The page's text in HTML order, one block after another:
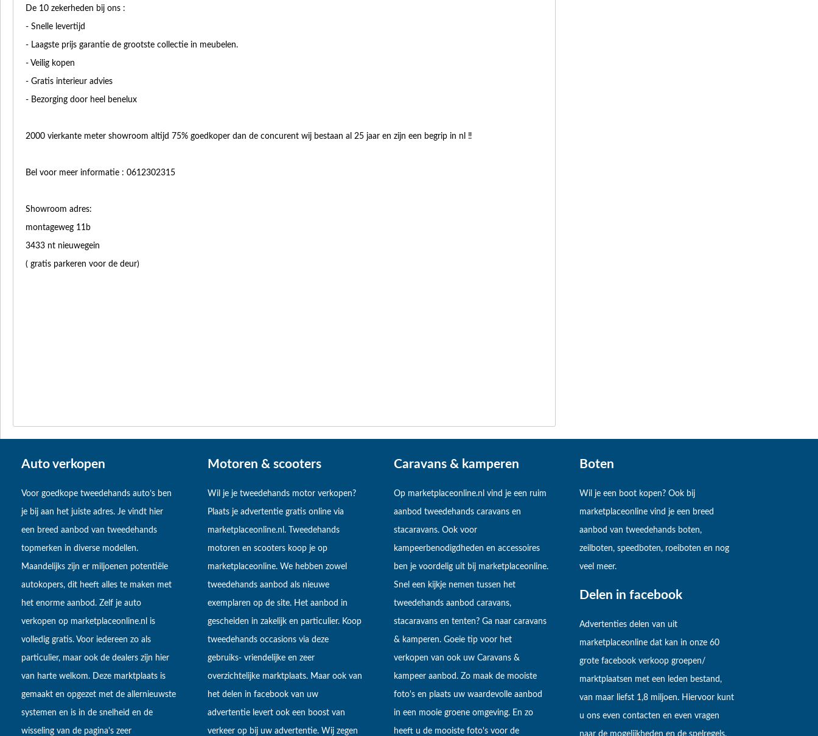
De 10 zekerheden bij ons :
- Snelle levertijd
- Laagste prijs garantie de grootste collectie in meubelen.
- Veilig kopen
- Gratis interieur advies
- Bezorging door heel benelux
2000 vierkante meter showroom altijd 75% goedkoper dan de concurent wij bestaan al 25 jaar en zijn een begrip in nl ‼️
Bel voor meer informatie : 0612302315
Showroom adres:
montageweg 11b
3433 nt nieuwegein
( gratis parkeren voor de deur)
Auto verkopen
Voor goedkope tweedehands auto’s ben
je bij aan het juiste adres. Je vindt hier
een breed aanbod van tweedehands
topmerken in diverse modellen.
Maandelijks zijn er miljoenen potentiële
autokopers, dit heeft alles te maken met
het enorme aanbod. Zelf je auto
verkopen op marketplaceonline.nl is
volledig gratis. Voor iedereen zo als
particulier, maar ook de dealers zijn hier
van harte welkom. Deze marktplaats is
gemaakt en opgezet met de allernieuwste
systemen en is in de snelheid en de
wisseling van de pagina's zeer
Motoren & scooters
Wil je je tweedehands motor verkopen?
Plaats je advertentie gratis online via
marketplaceonline.nl. Tweedehands
motoren en scooters koop je op
marketplaceonline. We hebben zowel
tweedehands aanbod als nieuwe
exemplaren op de site. Het aanbod in
gescheiden in zakelijk en particulier. Koop
tweedehands occasions via deze
gebruiks- vriendelijke en zeer
overzichtelijke marktplaats. Maar ook van
het delen in facebook van uw
advertentie levert ook een boost van
verkeer op bij uw advertentie. Wij zegen
Caravans & kamperen
Op marketplaceonline.nl vind je een ruim
aanbod tweedehands caravans en
stacaravans. Ook voor
kampeerbenodigdheden en accessoires
ben je voordelig uit bij marketplaceonline.
Snel een kijkje nemen tussen het
tweedehands aanbod caravans,
stacaravans en tenten? Ga naar caravans
& kamperen. Goeie tip voor het
verkopen van ook uw Caravans &
kampeer aanbod. Zo maak de mooiste
foto's en plaats uw waardevolle aanbod
in een mooie groene omgeving. En zo
heeft u de mooiste foto's voor de
Boten
Wil je een boot kopen? Ook bij
marketplaceonline vind je een breed
aanbod van tweedehands boten,
zeilboten, speedboten, roeiboten en nog
veel meer.
Delen in facebook
Advertenties delen van uit
marketplaceonline dat kan in onze 60
grote facebook verkoop groepen/
marktplaatsen met een leden bestand,
van maar liefst 1,8 miljoen. Hiervoor kunt
u ons even contacten en even vragen
naar de mogelijkheden en de spelregels.